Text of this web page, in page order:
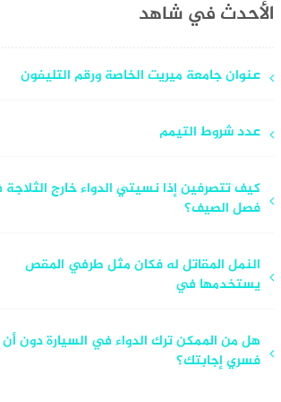
الأحدث في شاهد
عنوان جامعة ميريت الخاصة ورقم التليفون
عدد شروط التيمم
كيف تتصرفين إذا نسيتي الدواء خارج
فصل الصيف؟
النمل المقاتل له فكان مثل طرفي المقص
يستخدمها في
هل من الممكن ترك الدواء في السيارة دون
فسري إجابتك؟